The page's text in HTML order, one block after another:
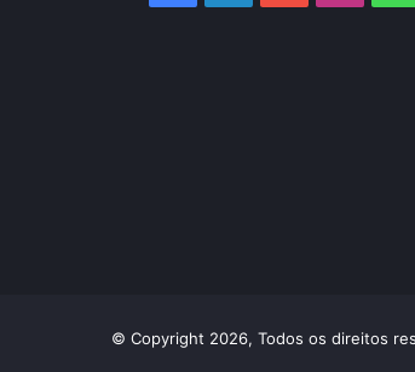
© Copyright 2026, Todos os direitos